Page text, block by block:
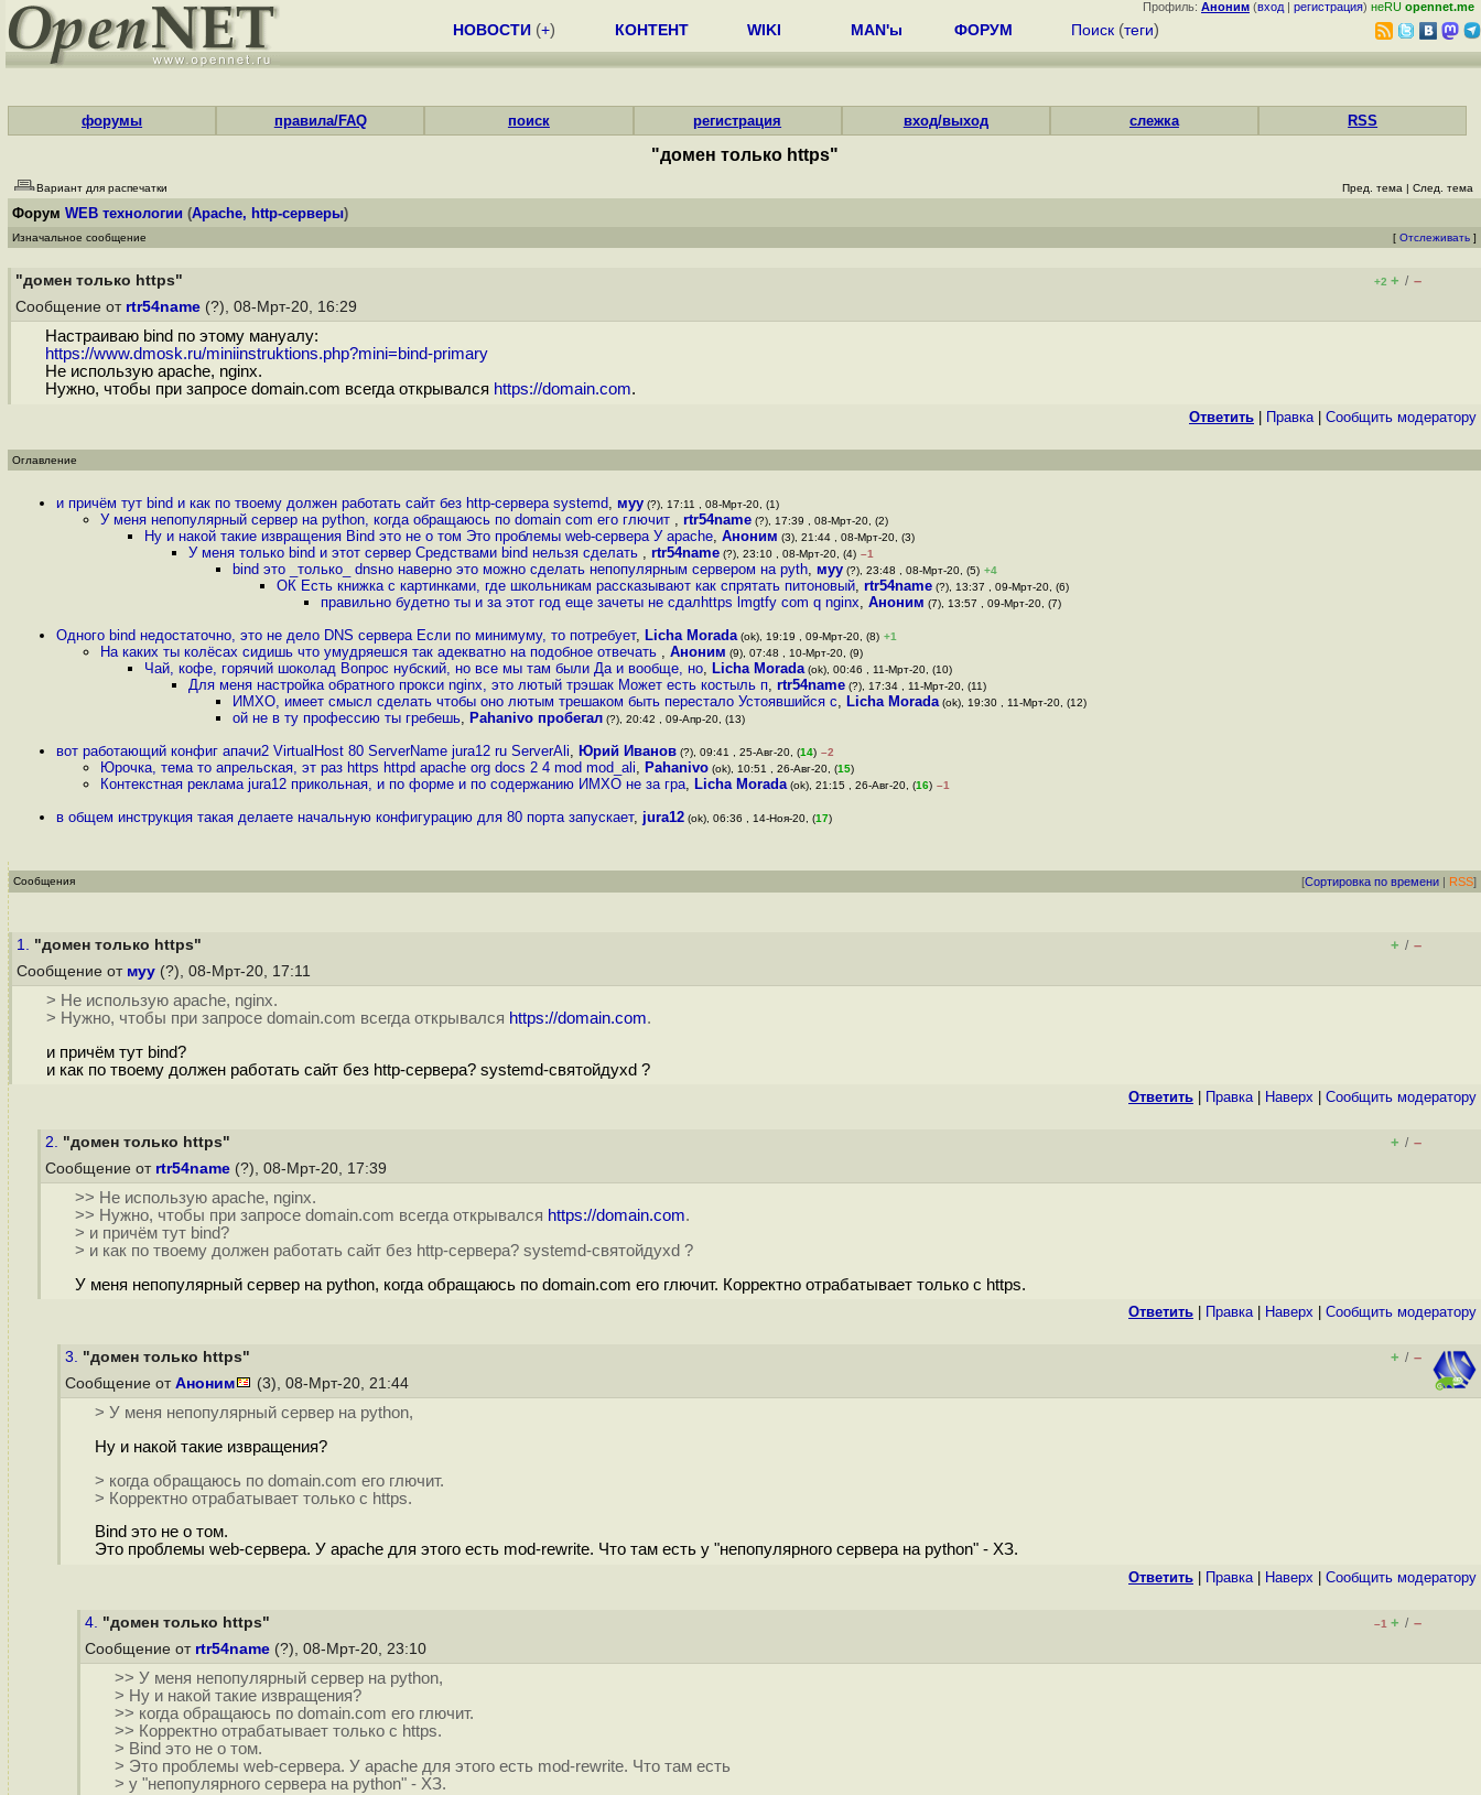
Профиль: Аноним (вход | регистрация) неRU opennet.me
НОВОСТИ (+) КОНТЕНТ WIKI MAN'ы ФОРУМ Поиск (теги)
форумы правила/FAQ поиск регистрация вход/выход слежка RSS
"домен только https"
Вариант для распечатки Пред. тема | След. тема
Форум WEB технологии (Apache, http-серверы)
Изначальное сообщение [ Отслеживать ]
"домен только https" +2 + / –
Сообщение от rtr54name (?), 08-Мрт-20, 16:29
Настраиваю bind по этому мануалу:
https://www.dmosk.ru/miniinstruktions.php?mini=bind-primary
Не использую apache, nginx.
Нужно, чтобы при запросе domain.com всегда открывался https://domain.com.
Ответить Правка| Cообщить модератору
Оглавление
и причём тут bind и как по твоему должен работать сайт без http-сервера systemd, муу (?), 17:11 , 08-Мрт-20, (1)
У меня непопулярный сервер на python, когда обращаюсь по domain com его глючит , rtr54name (?), 17:39 , 08-Мрт-20, (2)
Ну и накой такие извращения Bind это не о том Это проблемы web-сервера У apache, Аноним (3), 21:44 , 08-Мрт-20, (3)
У меня только bind и этот сервер Средствами bind нельзя сделать , rtr54name (?), 23:10 , 08-Мрт-20, (4) –1
bind это _только_ dnsно наверно это можно сделать непопулярным сервером на pyth, муу (?), 23:48 , 08-Мрт-20, (5) +4
ОК Есть книжка с картинками, где школьникам рассказывают как спрятать питоновый, rtr54name (?), 13:37 , 09-Мрт-20, (6)
правильно будетно ты и за этот год еще зачеты не сдалhttps lmgtfy com q nginx, Аноним (7), 13:57 , 09-Мрт-20, (7)
Одного bind недостаточно, это не дело DNS сервера Если по минимуму, то потребует, Licha Morada (ok), 19:19 , 09-Мрт-20, (8) +1
На каких ты колёсах сидишь что умудряешся так адекватно на подобное отвечать , Аноним (9), 07:48 , 10-Мрт-20, (9)
Чай, кофе, горячий шоколад Вопрос нубский, но все мы там были Да и вообще, но, Licha Morada (ok), 00:46 , 11-Мрт-20, (10)
Для меня настройка обратного прокси nginx, это лютый трэшак Может есть костыль п, rtr54name (?), 17:34 , 11-Мрт-20, (11)
ИМХО, имеет смысл сделать чтобы оно лютым трешаком быть перестало Устоявшийся с, Licha Morada (ok), 19:30 , 11-Мрт-20, (12)
ой не в ту профессию ты гребешь, Pahanivo пробегал (?), 20:42 , 09-Апр-20, (13)
вот работающий конфиг апачи2 VirtualHost 80 ServerName jura12 ru ServerAli, Юрий Иванов (?), 09:41 , 25-Авг-20, (14) –2
Юрочка, тема то апрельская, эт раз https httpd apache org docs 2 4 mod mod_ali, Pahanivo (ok), 10:51 , 26-Авг-20, (15)
Контекстная реклама jura12 прикольная, и по форме и по содержанию ИМХО не за гра, Licha Morada (ok), 21:15 , 26-Авг-20, (16) –1
в общем инструкция такая делаете начальную конфигурацию для 80 порта запускает, jura12 (ok), 06:36 , 14-Ноя-20, (17)
Сообщения [Сортировка по времени | RSS]
1. "домен только https" + / –
Сообщение от муу (?), 08-Мрт-20, 17:11
> Не использую apache, nginx.
> Нужно, чтобы при запросе domain.com всегда открывался https://domain.com.
и причём тут bind?
и как по твоему должен работать сайт без http-сервера? systemd-святойдухd ?
Ответить Правка| Наверх Cообщить модератору
2. "домен только https" + / –
Сообщение от rtr54name (?), 08-Мрт-20, 17:39
>> Не использую apache, nginx.
>> Нужно, чтобы при запросе domain.com всегда открывался https://domain.com.
> и причём тут bind?
> и как по твоему должен работать сайт без http-сервера? systemd-святойдухd ?
У меня непопулярный сервер на python, когда обращаюсь по domain.com его глючит. Корректно отрабатывает только с https.
Ответить Правка| Наверх Cообщить модератору
3. "домен только https" + / –
Сообщение от Аноним (3), 08-Мрт-20, 21:44
> У меня непопулярный сервер на python,
Ну и накой такие извращения?
> когда обращаюсь по domain.com его глючит.
> Корректно отрабатывает только с https.
Bind это не о том.
Это проблемы web-сервера. У apache для этого есть mod-rewrite. Что там есть у "непопулярного сервера на python" - ХЗ.
Ответить Правка| Наверх Cообщить модератору
4. "домен только https" –1 + / –
Сообщение от rtr54name (?), 08-Мрт-20, 23:10
>> У меня непопулярный сервер на python,
> Ну и накой такие извращения?
>> когда обращаюсь по domain.com его глючит.
>> Корректно отрабатывает только с https.
> Bind это не о том.
> Это проблемы web-сервера. У apache для этого есть mod-rewrite. Что там есть
> у "непопулярного сервера на python" - ХЗ.